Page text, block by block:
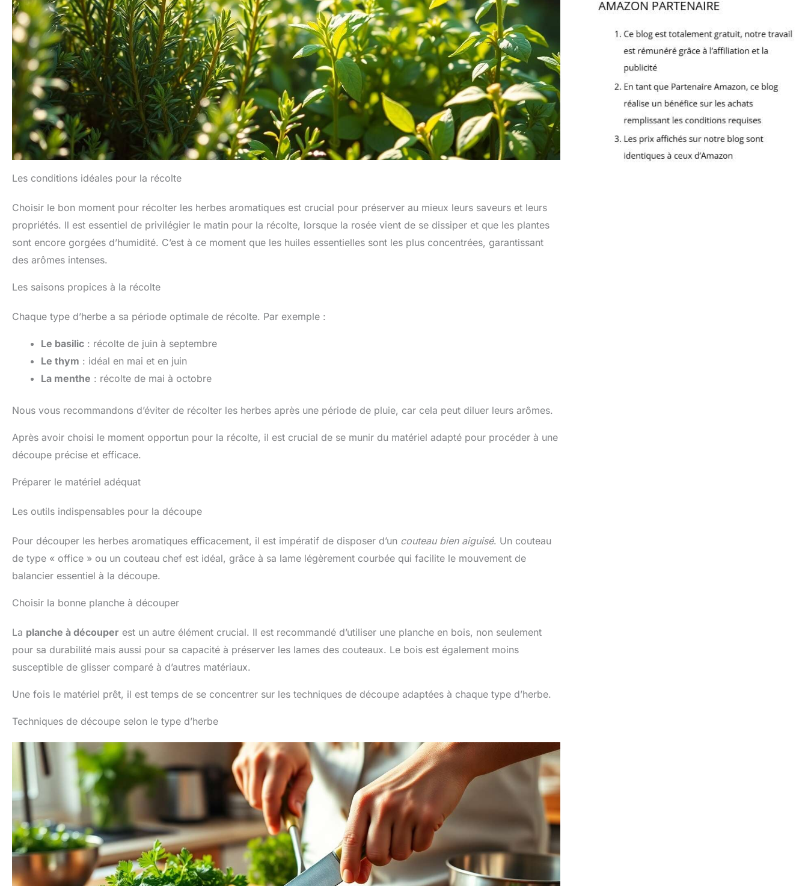
Les conditions idéales pour la récolte
Choisir le bon moment pour récolter les herbes aromatiques est crucial pour préserver au mieux leurs saveurs et leurs
propriétés. Il est essentiel de privilégier le matin pour la récolte, lorsque la rosée vient de se dissiper et que les plantes
sont encore gorgées d’humidité. C’est à ce moment que les huiles essentielles sont les plus concentrées, garantissant
des arômes intenses.
Les saisons propices à la récolte
Chaque type d’herbe a sa période optimale de récolte. Par exemple :
Le basilic : récolte de juin à septembre
Le thym : idéal en mai et en juin
La menthe : récolte de mai à octobre
Nous vous recommandons d’éviter de récolter les herbes après une période de pluie, car cela peut diluer leurs arômes.
Après avoir choisi le moment opportun pour la récolte, il est crucial de se munir du matériel adapté pour procéder à une
découpe précise et efficace.
Préparer le matériel adéquat
Les outils indispensables pour la découpe
Pour découper les herbes aromatiques efficacement, il est impératif de disposer d’un couteau bien aiguisé. Un couteau
de type « office » ou un couteau chef est idéal, grâce à sa lame légèrement courbée qui facilite le mouvement de
balancier essentiel à la découpe.
Choisir la bonne planche à découper
La planche à découper est un autre élément crucial. Il est recommandé d’utiliser une planche en bois, non seulement
pour sa durabilité mais aussi pour sa capacité à préserver les lames des couteaux. Le bois est également moins
susceptible de glisser comparé à d’autres matériaux.
Une fois le matériel prêt, il est temps de se concentrer sur les techniques de découpe adaptées à chaque type d’herbe.
Techniques de découpe selon le type d’herbe